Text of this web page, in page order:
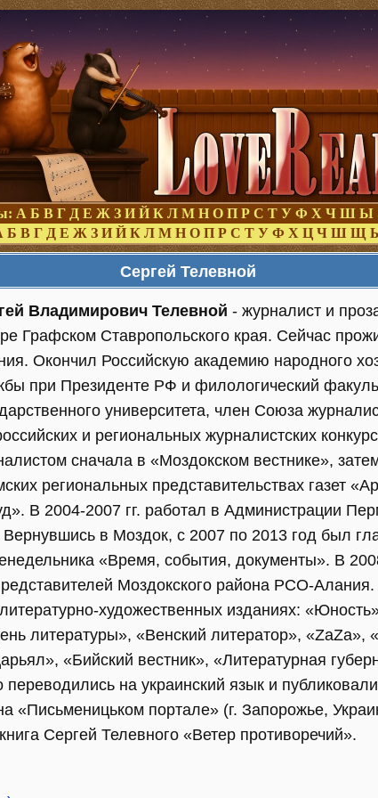
А Б В Г Д Е Ж З И Й К Л М Н О П Р С Т У Ф Х Ч Ш Ы
Б В Г Д Е Ж З И Й К Л М Н О П Р С Т У Ф Х Ц Ч Ш Щ
Сергей Телевной
Владимирович Телевной - журналист и
Графском Ставропольского края. Сейчас
Окончил Российскую академию народного
при Президенте РФ и филологический
университета, член Союза
и региональных журналистских
сначала в «Моздокском вестнике»,
региональных представительствах газет
В 2004-2007 гг. работал в Администрации
в Моздок, с 2007 по 2013 год был
«Время, события, документы». В
Моздокского района РСО-Алания.
художественных изданиях:
литературы», «Венский литератор», «ZaZa»,
«Бийский вестник», «Литературная
на украинский язык и
«Письменицьком портале» (г. Запорожье,
Сергей Телевного «Ветер противоречий».